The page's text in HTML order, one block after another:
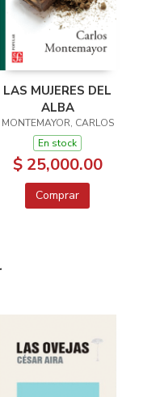
LAS MUJERES DEL
ALBA
MONTEMAYOR, CARLOS
En stock
$ 25,000.00
Comprar